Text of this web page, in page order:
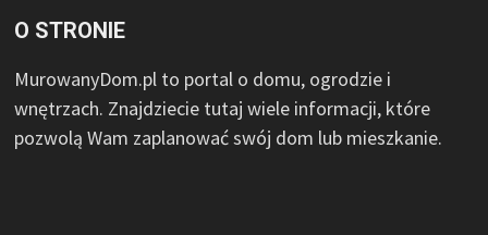
O STRONIE
MurowanyDom.pl to portal o domu, ogrodzie i
wnętrzach. Znajdziecie tutaj wiele informacji, które
pozwolą Wam zaplanować swój dom lub mieszkanie.